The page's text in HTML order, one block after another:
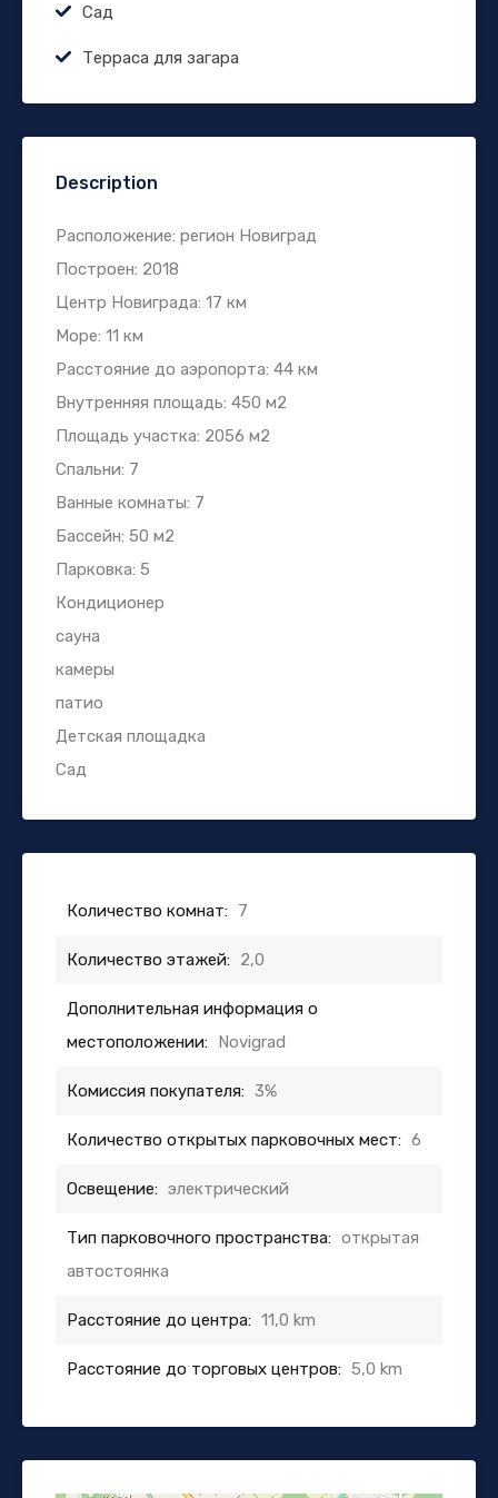
Сад
Терраса для загара
Description
Расположение: регион Новиград
Построен: 2018
Центр Новиграда: 17 км
Море: 11 км
Расстояние до аэропорта: 44 км
Внутренняя площадь: 450 м2
Площадь участка: 2056 м2
Спальни: 7
Ванные комнаты: 7
Бассейн: 50 м2
Парковка: 5
Кондиционер
сауна
камеры
патио
Детская площадка
Сад
Количество комнат: 7
Количество этажей: 2,0
Дополнительная информация о
местоположении: Novigrad
Комиссия покупателя: 3%
Количество открытых парковочных мест: 6
Освещение: электрический
Тип парковочного пространства: открытая
автостоянка
Расстояние до центра: 11,0 km
Расстояние до торговых центров: 5,0 km